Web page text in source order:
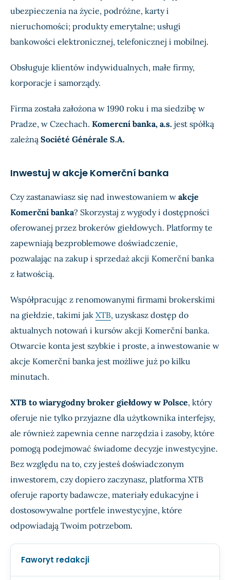
ubezpieczenia na życie, podróżne, karty i
nieruchomości; produkty emerytalne; usługi
bankowości elektronicznej, telefonicznej i mobilnej.
Obsługuje klientów indywidualnych, małe firmy,
korporacje i samorządy.
Firma została założona w 1990 roku i ma siedzibę w
Pradze, w Czechach. Komercní banka, a.s. jest spółką
zależną Société Générale S.A.
Inwestuj w akcje Komerční banka
Czy zastanawiasz się nad inwestowaniem w akcje
Komerční banka? Skorzystaj z wygody i dostępności
oferowanej przez brokerów giełdowych. Platformy te
zapewniają bezproblemowe doświadczenie,
pozwalając na zakup i sprzedaż akcji Komerční banka
z łatwością.
Współpracując z renomowanymi firmami brokerskimi
na giełdzie, takimi jak XTB, uzyskasz dostęp do
aktualnych notowań i kursów akcji Komerční banka.
Otwarcie konta jest szybkie i proste, a inwestowanie w
akcje Komerční banka jest możliwe już po kilku
minutach.
XTB to wiarygodny broker giełdowy w Polsce, który
oferuje nie tylko przyjazne dla użytkownika interfejsy,
ale również zapewnia cenne narzędzia i zasoby, które
pomogą podejmować świadome decyzje inwestycyjne.
Bez względu na to, czy jesteś doświadczonym
inwestorem, czy dopiero zaczynasz, platforma XTB
oferuje raporty badawcze, materiały edukacyjne i
dostosowywalne portfele inwestycyjne, które
odpowiadają Twoim potrzebom.
Faworyt redakcji